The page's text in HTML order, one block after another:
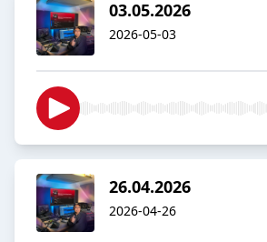
03.05.2026
2026-05-03
26.04.2026
2026-04-26